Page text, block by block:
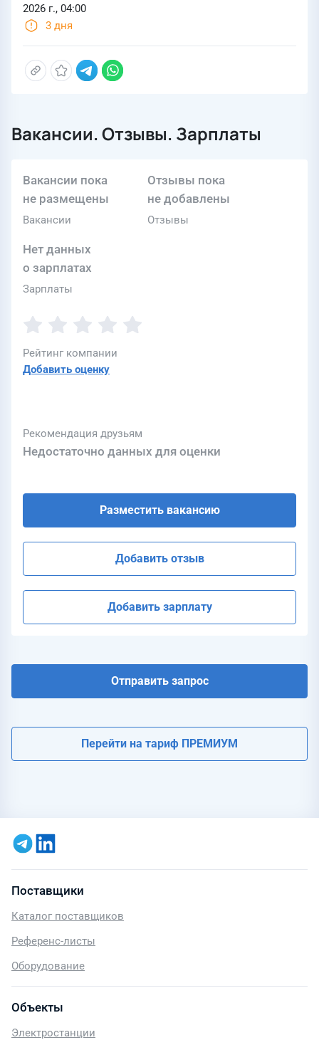
2026 г., 04:00
3 дня
Вакансии. Отзывы. Зарплаты
Вакансии пока
не размещены
Вакансии
Отзывы пока
не добавлены
Отзывы
Нет данных
о зарплатах
Зарплаты
Рейтинг компании
Добавить оценку
Рекомендация друзьям
Недостаточно данных для оценки
Разместить вакансию
Добавить отзыв
Добавить зарплату
Отправить запрос
Перейти на тариф ПРЕМИУМ
Поставщики
Каталог поставщиков
Референс-листы
Оборудование
Объекты
Электростанции